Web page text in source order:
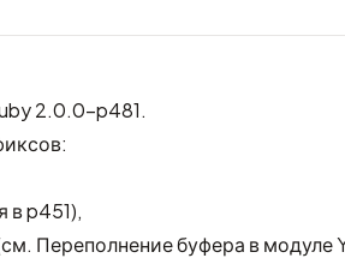
2.0.0-p481.
в p451),
Переполнение буфера в модуле